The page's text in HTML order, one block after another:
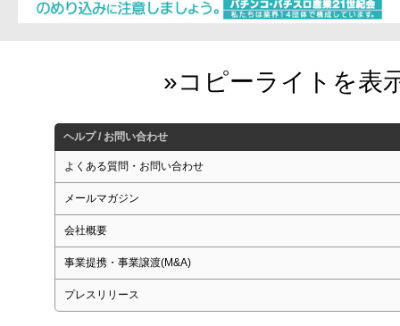
ヘルプ / お問い合わせ
よくある質問・お問い合わせ
メールマガジン
会社概要
事業提携・事業譲渡(M&A)
プレスリリース